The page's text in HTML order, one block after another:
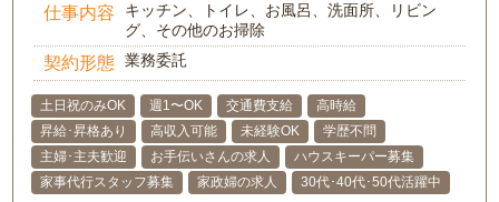
仕事内容
キッチン、トイレ、お風呂、洗面所、リビン
グ、その他のお掃除
契約形態 業務委託
土日祝のみOK 週1〜OK 交通費支給
高時給
昇給･昇格あり
高収入可能 未経験OK
学歴不問
主婦･主夫歓迎
お手伝いさんの求人
ハウスキーパー募集
家事代行スタッフ募集
家政婦の求人 30代･40代･50代活躍中